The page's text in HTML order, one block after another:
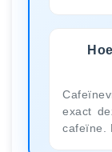
exact
cafeïne.